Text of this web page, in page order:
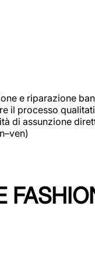
e riparazione
il processo
assunzione